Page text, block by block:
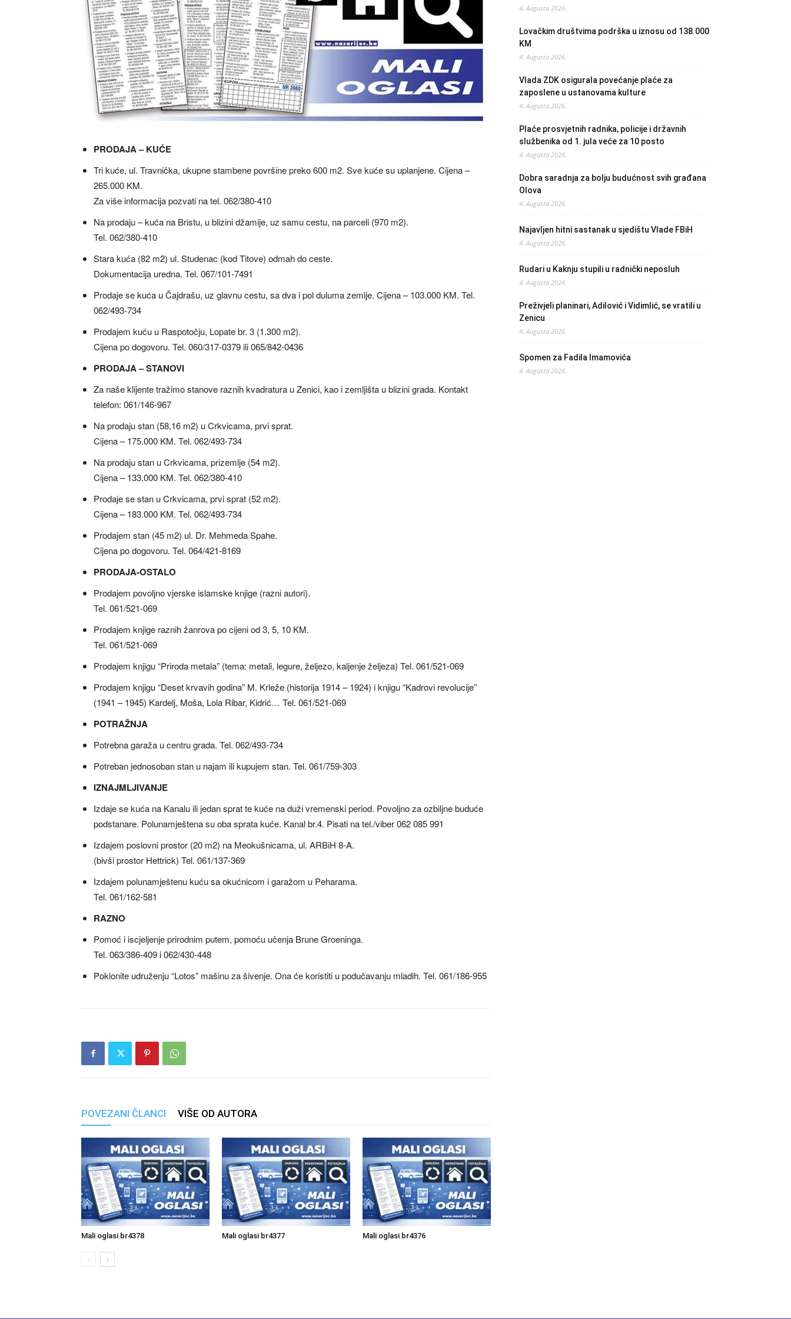
PRODAJA – KUĆE
Tri kuće, ul. Travnička, ukupne stambene površine preko 600 m2. Sve kuće su uplanjene. Cijena –
265.000 KM.
Za više informacija pozvati na tel. 062/380-410
Na prodaju – kuća na Bristu, u blizini džamije, uz samu cestu, na parceli (970 m2).
Tel. 062/380-410
Stara kuća (82 m2) ul. Studenac (kod Titove) odmah do ceste.
Dokumentacija uredna. Tel. 067/101-7491
Prodaje se kuća u Čajdrašu, uz glavnu cestu, sa dva i pol duluma zemlje. Cijena – 103.000 KM. Tel.
062/493-734
Prodajem kuću u Raspotočju, Lopate br. 3 (1.300 m2).
Cijena po dogovoru. Tel. 060/317-0379 ili 065/842-0436
PRODAJA – STANOVI
Za naše klijente tražimo stanove raznih kvadratura u Zenici, kao i zemljišta u blizini grada. Kontakt
telefon: 061/146-967
Na prodaju stan (58,16 m2) u Crkvicama, prvi sprat.
Cijena – 175.000 KM. Tel. 062/493-734
Na prodaju stan u Crkvicama, prizemlje (54 m2).
Cijena – 133.000 KM. Tel. 062/380-410
Prodaje se stan u Crkvicama, prvi sprat (52 m2).
Cijena – 183.000 KM. Tel. 062/493-734
Prodajem stan (45 m2) ul. Dr. Mehmeda Spahe.
Cijena po dogovoru. Tel. 064/421-8169
PRODAJA-OSTALO
Prodajem povoljno vjerske islamske knjige (razni autori).
Tel. 061/521-069
Prodajem knjige raznih žanrova po cijeni od 3, 5, 10 KM.
Tel. 061/521-069
Prodajem knjigu “Priroda metala” (tema: metali, legure, željezo, kaljenje željeza) Tel. 061/521-069
Prodajem knjigu “Deset krvavih godina” M. Krleže (historija 1914 – 1924) i knjigu “Kadrovi revolucije”
(1941 – 1945) Kardelj, Moša, Lola Ribar, Kidrić… Tel. 061/521-069
POTRAŽNJA
Potrebna garaža u centru grada. Tel. 062/493-734
Potreban jednosoban stan u najam ili kupujem stan. Tel. 061/759-303
IZNAJMLJIVANJE
Izdaje se kuća na Kanalu ili jedan sprat te kuće na duži vremenski period. Povoljno za ozbiljne buduće
podstanare. Polunamještena su oba sprata kuće. Kanal br.4. Pisati na tel./viber 062 085 991
Izdajem poslovni prostor (20 m2) na Meokušnicama, ul. ARBiH 8-A.
(bivši prostor Hettrick) Tel. 061/137-369
Izdajem polunamještenu kuću sa okućnicom i garažom u Peharama.
Tel. 061/162-581
RAZNO
Pomoć i iscjeljenje prirodnim putem, pomoću učenja Brune Groeninga.
Tel. 063/386-409 i 062/430-448
Poklonite udruženju “Lotos” mašinu za šivenje. Ona će koristiti u podučavanju mladih. Tel. 061/186-955
POVEZANI ČLANCI VIŠE OD AUTORA
Mali oglasi br4378 Mali oglasi br4377 Mali oglasi br4376
4. Augusta 2026.
Lovačkim društvima podrška u iznosu od 138.000
KM
4. Augusta 2026.
Vlada ZDK osigurala povećanje plaće za
zaposlene u ustanovama kulture
4. Augusta 2026.
Plaće prosvjetnih radnika, policije i državnih
službenika od 1. jula veće za 10 posto
4. Augusta 2026.
Dobra saradnja za bolju budućnost svih građana
Olova
4. Augusta 2026.
Najavljen hitni sastanak u sjedištu Vlade FBiH
4. Augusta 2026.
Rudari u Kaknju stupili u radnički neposluh
4. Augusta 2026.
Preživjeli planinari, Adilović i Vidimlić, se vratili u
Zenicu
4. Augusta 2026.
Spomen za Fadila Imamovića
4. Augusta 2026.